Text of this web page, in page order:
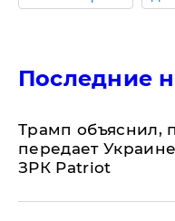
Последние
Трамп объяснил,
передает
ЗРК Patriot